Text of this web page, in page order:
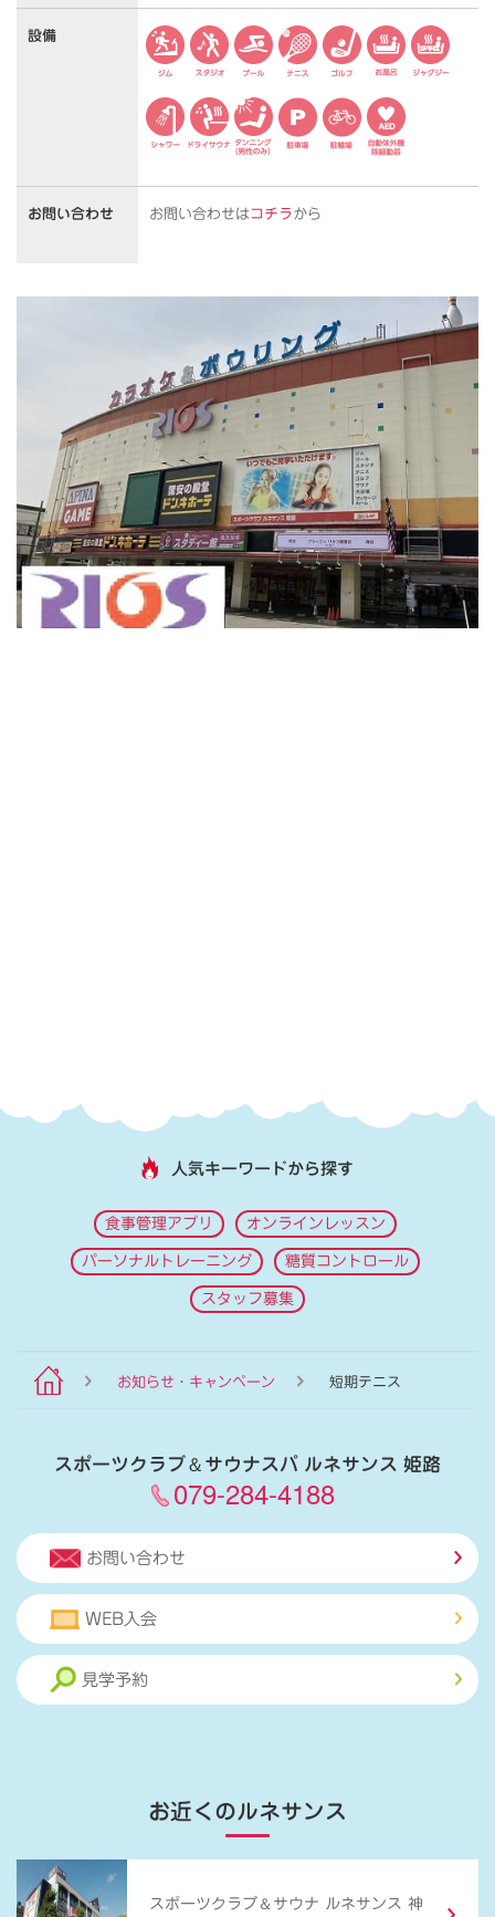
設備
お問い合わせ お問い合わせはコチラから
人気キーワードから探す
食事管理アプリ オンラインレッスン
パーソナルトレーニング 糖質コントロール
スタッフ募集
お知らせ・キャンペーン 短期テニス
スポーツクラブ＆サウナスパ ルネサンス 姫路
079-284-4188
お問い合わせ
WEB入会
見学予約
お近くのルネサンス
スポーツクラブ ＆ サウナ ルネサンス 神